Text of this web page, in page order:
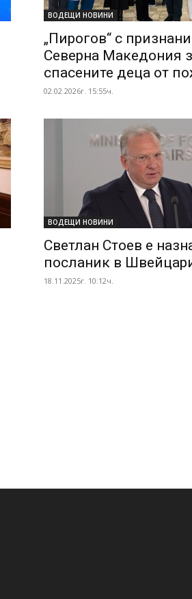
ВОДЕЩИ НОВИНИ
„Пирогов“ с
Северна Македония
спасените деца от
02.02.2026г. 15:55ч.
ВОДЕЩИ НОВИНИ
Светлан Стоев е
посланик в
18.11.2025г. 10:12ч.